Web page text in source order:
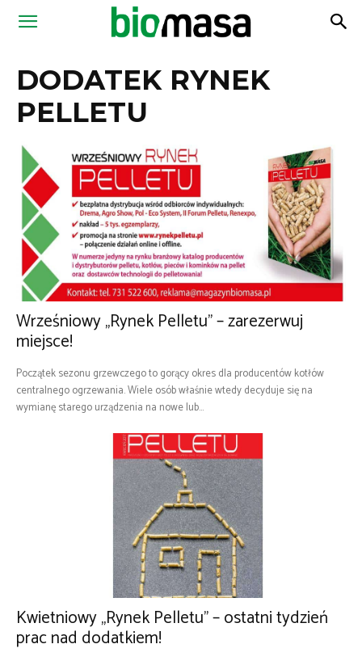
Magazyn
DODATEK RYNEK
PELLETU
Wrześniowy „Rynek Pelletu” – zarezerwuj
miejsce!
Początek sezonu grzewczego to gorący okres dla producentów kotłów
centralnego ogrzewania. Wiele osób właśnie wtedy decyduje się na
wymianę starego urządzenia na nowe lub...
Kwietniowy „Rynek Pelletu” – ostatni tydzień
prac nad dodatkiem!